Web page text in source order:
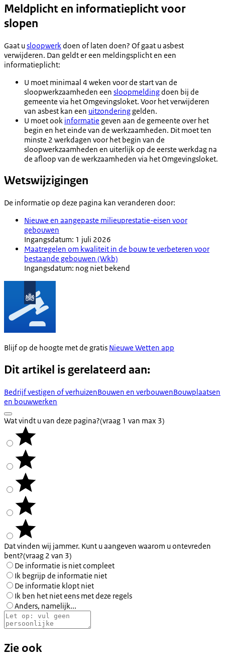
Meldplicht en informatieplicht voor
slopen
Gaat usloopwerk doen of laten doen? Of gaat u asbest
verwijderen. Dan geldt er een meldingsplicht en een
informatieplicht:
U moet minimaal 4 weken voor de start van de
sloopwerkzaamheden een sloopmeldingdoen bij de
gemeente via het Omgevingsloket. Voor het verwijderen
van asbest kan een uitzonderinggelden.
U moet ook informatie geven aan de gemeente over het
begin en het einde van de werkzaamheden. Dit moet ten
minste 2 werkdagen voor het begin van de
sloopwerkzaamheden en uiterlijk op de eerste werkdag na
de afloop van de werkzaamheden via het Omgevingsloket.
Wetswijzigingen
De informatie op deze pagina kan veranderen door:
Nieuwe en aangepaste milieuprestatie-eisen voor
gebouwen
Ingangsdatum: 1 juli 2026
Maatregelen om kwaliteit in de bouw te verbeteren voor
bestaande gebouwen (Wkb)
Ingangsdatum: nog niet bekend
Blijf op de hoogte met de gratis Nieuwe Wetten app
Dit artikel is gerelateerd aan:
Bedrijf vestigen of verhuizenBouwen en verbouwenBouwplaatsen
en bouwwerken
Wat vindt u van deze pagina?(vraag 1 van max 3)
Dat vinden wij jammer. Kunt u aangeven waarom u ontevreden
bent?(vraag 2 van 3)
De informatie is niet compleet
Ik begrijp de informatie niet
De informatie klopt niet
Ik ben het niet eens met deze regels
Anders, namelijk...
Zie ook